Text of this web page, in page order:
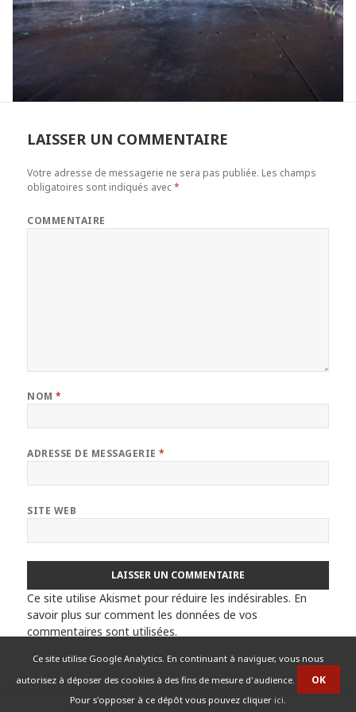
Ce site utilise Google Analytics. En continuant à naviguer, vous nous
autorisez à déposer des cookies à des fins de mesure d'audience.
Pour s'opposer à ce dépôt vous pouvez cliquer ici.
LAISSER UN COMMENTAIRE
Votre adresse de messagerie ne sera pas publiée. Les champs
obligatoires sont indiqués avec*
COMMENTAIRE
NOM*
ADRESSE DE MESSAGERIE*
SITE WEB
Ce site utilise Akismet pour réduire les indésirables. En
savoir plus sur comment les données de vos
commentaires sont utilisées.